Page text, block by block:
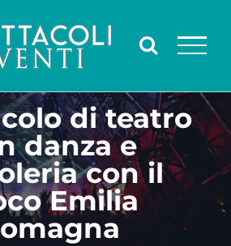
di teatro
danza e
con il
Emilia